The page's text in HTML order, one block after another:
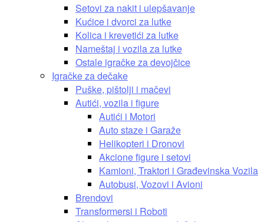
Setovi za nakit i ulepšavanje
Kućice i dvorci za lutke
Kolica i krevetići za lutke
Nameštaj i vozila za lutke
Ostale igračke za devojčice
Igračke za dečake
Puške, pištolji i mačevi
Autići, vozila i figure
Autići i Motori
Auto staze i Garaže
Helikopteri i Dronovi
Akcione figure i setovi
Kamioni, Traktori i Građevinska Vozila
Autobusi, Vozovi i Avioni
Brendovi
Transformersi i Roboti